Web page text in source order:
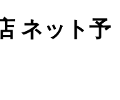
ネット予